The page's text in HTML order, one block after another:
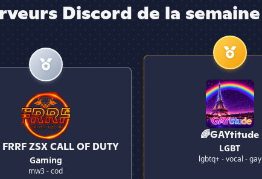
Discord de la semaine
🌈GAYtitude
🌈GAYtitude
LGBT
lgbtq+-vocal -gay
ZSX CALL OF DUTY
ZSX CALL OF DUTY
Gaming
mw3-cod